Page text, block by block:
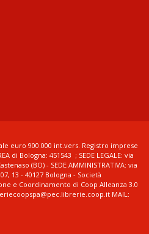
euro 900.000 int.vers. Registro imprese
di Bologna: 451543 ; SEDE LEGALE: via
(BO) - SEDE AMMINISTRATIVA: via
13 - 40127 Bologna - Società
e Coordinamento di Coop Alleanza 3.0
MAIL: